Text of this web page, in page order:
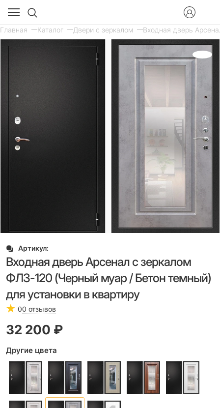
Главная Каталог Двери с зеркалом Входная дверь
Артикул:
Входная дверь Арсенал с зеркалом
ФЛЗ-120 (Черный муар / Бетон темный)
для установки в квартиру
00 отзывов
32 200 ₽
Другие цвета